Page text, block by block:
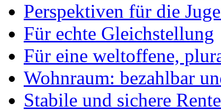
Perspektiven für die
Für echte Gleichstellung
Für eine weltoffene,
Wohnraum: bezahlbar
Stabile und sichere